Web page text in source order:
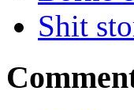
Shit